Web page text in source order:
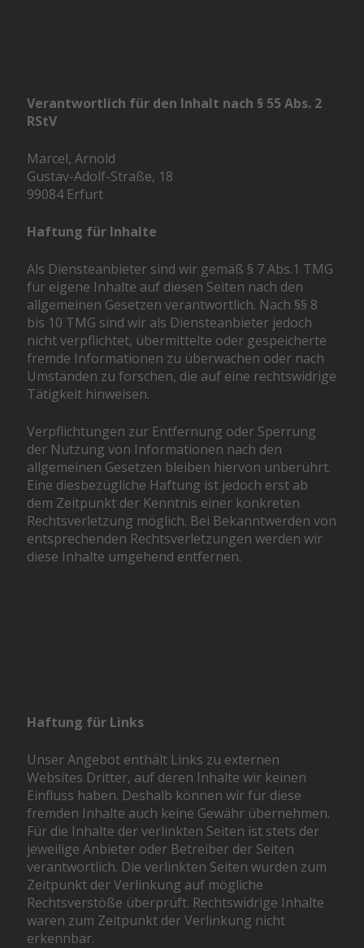
Verantwortlich für den Inhalt nach § 55 Abs. 2
RStV
Marcel, Arnold
Gustav-Adolf-Straße, 18
99084 Erfurt
Haftung für Inhalte
Als Diensteanbieter sind wir gemäß § 7 Abs.1 TMG
für eigene Inhalte auf diesen Seiten nach den
allgemeinen Gesetzen verantwortlich. Nach §§ 8
bis 10 TMG sind wir als Diensteanbieter jedoch
nicht verpflichtet, übermittelte oder gespeicherte
fremde Informationen zu überwachen oder nach
Umständen zu forschen, die auf eine rechtswidrige
Tätigkeit hinweisen.
Verpflichtungen zur Entfernung oder Sperrung
der Nutzung von Informationen nach den
allgemeinen Gesetzen bleiben hiervon unberührt.
Eine diesbezügliche Haftung ist jedoch erst ab
dem Zeitpunkt der Kenntnis einer konkreten
Rechtsverletzung möglich. Bei Bekanntwerden von
entsprechenden Rechtsverletzungen werden wir
diese Inhalte umgehend entfernen.
Haftung für Links
Unser Angebot enthält Links zu externen
Websites Dritter, auf deren Inhalte wir keinen
Einfluss haben. Deshalb können wir für diese
fremden Inhalte auch keine Gewähr übernehmen.
Für die Inhalte der verlinkten Seiten ist stets der
jeweilige Anbieter oder Betreiber der Seiten
verantwortlich. Die verlinkten Seiten wurden zum
Zeitpunkt der Verlinkung auf mögliche
Rechtsverstöße überprüft. Rechtswidrige Inhalte
waren zum Zeitpunkt der Verlinkung nicht
erkennbar.